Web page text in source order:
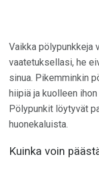
Vaikka pölypunkkeja
vaatetuksellasi, he
sinua. Pikemminkin
hiipiä ja kuolleen
Pölypunkit löytyvät
huonekaluista.
Kuinka voin